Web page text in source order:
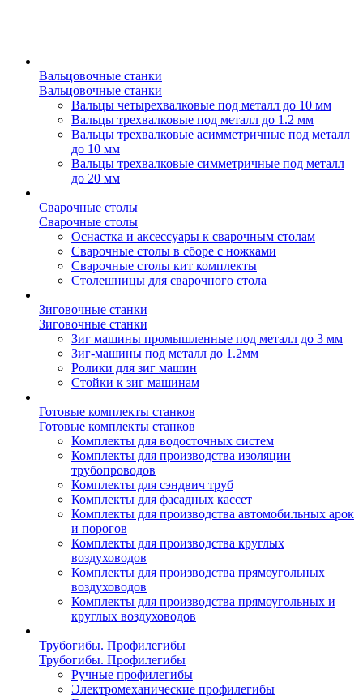
Вальцовочные станки
Вальцовочные станки
Вальцы четырехвалковые под металл до 10 мм
Вальцы трехвалковые под металл до 1.2 мм
Вальцы трехвалковые асимметричные под металл
до 10 мм
Вальцы трехвалковые симметричные под металл
до 20 мм
Сварочные столы
Сварочные столы
Оснастка и аксессуары к сварочным столам
Сварочные столы в сборе с ножками
Сварочные столы кит комплекты
Столешницы для сварочного стола
Зиговочные станки
Зиговочные станки
Зиг машины промышленные под металл до 3 мм
Зиг-машины под металл до 1.2мм
Ролики для зиг машин
Стойки к зиг машинам
Готовые комплекты станков
Готовые комплекты станков
Комплекты для водосточных систем
Комплекты для производства изоляции
трубопроводов
Комплекты для сэндвич труб
Комплекты для фасадных кассет
Комплекты для производства автомобильных арок
и порогов
Комплекты для производства круглых
воздуховодов
Комплекты для производства прямоугольных
воздуховодов
Комплекты для производства прямоугольных и
круглых воздуховодов
Трубогибы. Профилегибы
Трубогибы. Профилегибы
Ручные профилегибы
Электромеханические профилегибы